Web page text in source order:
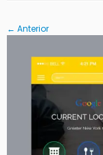
← Anterior